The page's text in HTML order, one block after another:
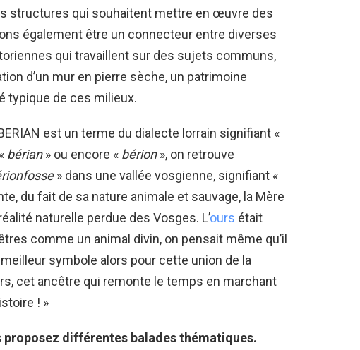
structures qui souhaitent mettre en œuvre des
également être un connecteur entre diverses
qui travaillent sur des sujets communs,
d’un mur en pierre sèche, un patrimoine
typique de ces milieux.
est un terme du dialecte lorrain signifiant «
bérian» ou encore « bérion», on retrouve
» dans une vallée vosgienne, signifiant «
du fait de sa nature animale et sauvage, la Mère
naturelle perdue des Vosges. L’ours était
comme un animal divin, on pensait même qu’il
meilleur symbole alors pour cette union de la
cet ancêtre qui remonte le temps en marchant
! »
proposez différentes balades thématiques.